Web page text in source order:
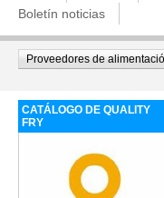
Boletín noticias
Proveedores de
CATÁLOGO DE QUALITY
FRY